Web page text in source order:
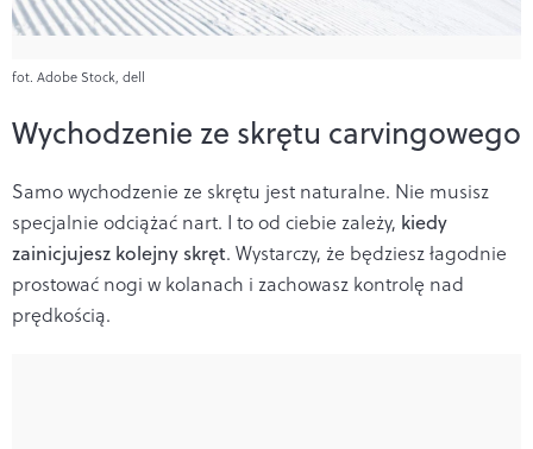
fot. Adobe Stock, dell
Wychodzenie ze skrętu carvingowego
Samo wychodzenie ze skrętu jest naturalne. Nie musisz
specjalnie odciążać nart. I to od ciebie zależy, kiedy
zainicjujesz kolejny skręt. Wystarczy, że będziesz łagodnie
prostować nogi w kolanach i zachowasz kontrolę nad
prędkością.